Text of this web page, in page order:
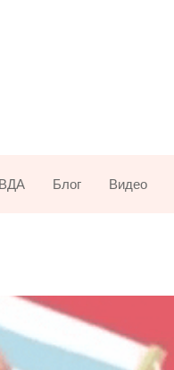
Блог Видео